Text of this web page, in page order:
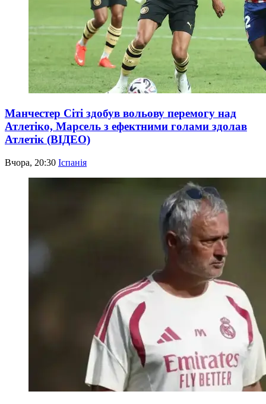
Манчестер Сіті здобув вольову перемогу над
Атлетіко, Марсель з ефектними голами здолав
Атлетік (ВІДЕО)
Вчора, 20:30 Іспанія